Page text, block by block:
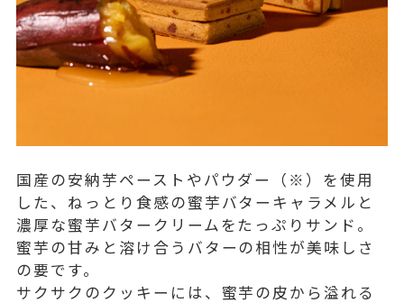
国産の安納芋ペーストやパウダー（※）を使用
した、ねっとり食感の蜜芋バターキャラメルと
濃厚な蜜芋バタークリームをたっぷりサンド。
蜜芋の甘みと溶け合うバターの相性が美味しさ
の要です。
サクサクのクッキーには、蜜芋の皮から溢れる